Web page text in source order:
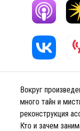
Вокруг
много тайн и
реконструкция
Кто и зачем